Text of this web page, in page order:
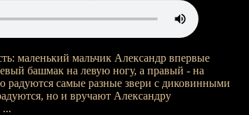
маленький мальчик Александр впервые
башмак на левую ногу, а правый - на
самые разные звери с диковинными
но и вручают Александру
...